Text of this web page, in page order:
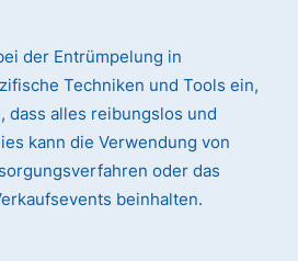
der Entrümpelung in
Techniken und Tools ein,
dass alles reibungslos und
kann die Verwendung von
oder das
beinhalten.